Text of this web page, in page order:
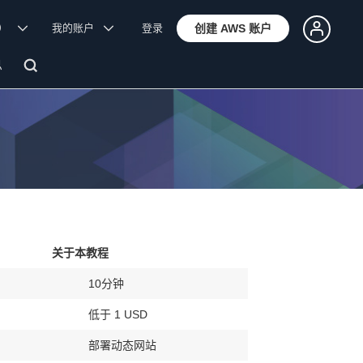
） 我的账户 登录 创建 AWS 账户
关于本教程
10分钟
低于 1 USD
部署动态网站